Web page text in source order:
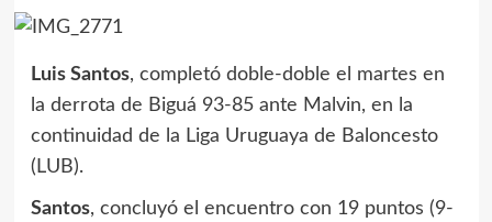
Luis Santos, completó doble-doble el martes en
la derrota de Biguá 93-85 ante Malvin, en la
continuidad de la Liga Uruguaya de Baloncesto
(LUB).
Santos, concluyó el encuentro con 19 puntos (9-